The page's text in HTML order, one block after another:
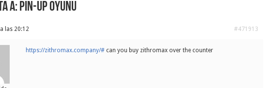
a: pin-up oyunu
las 20:12 #471913
https://zithromax.company/#can you buy zithromax over the counter